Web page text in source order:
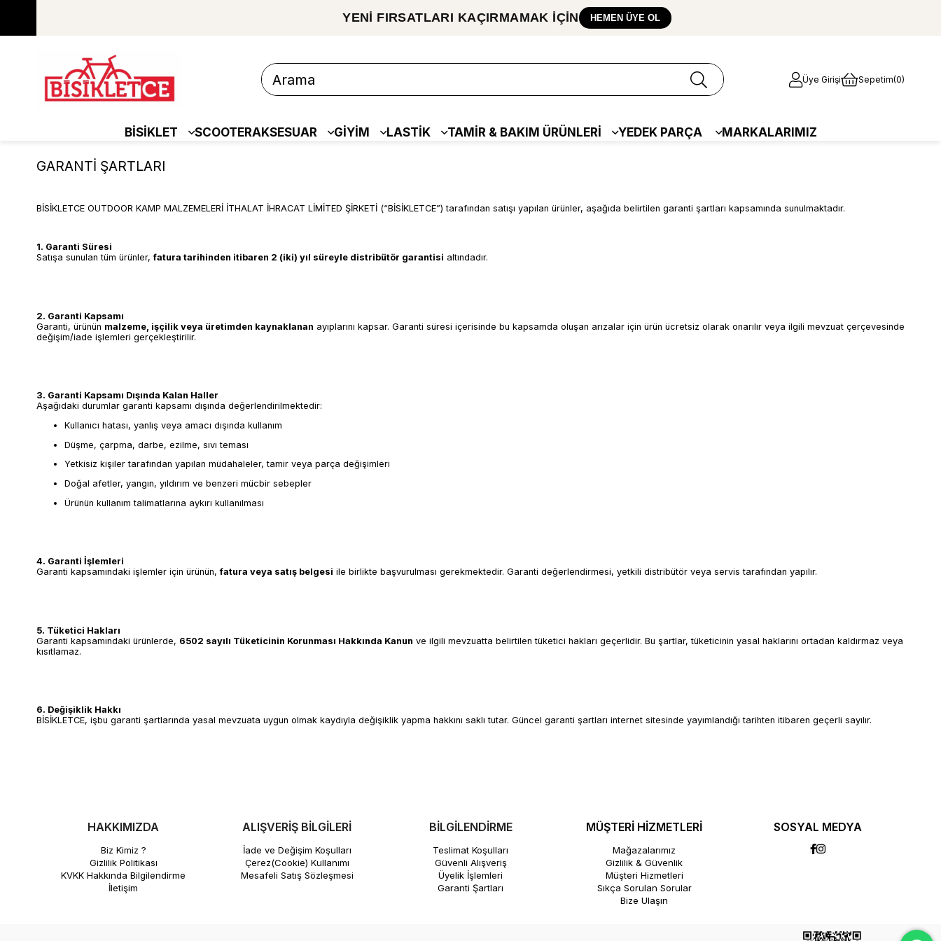
YENİ FIRSATLARI KAÇIRMAMAK İÇİN HEMEN ÜYE OL
Üye Girişi Sepetim 0
BİSİKLET SCOOTERAKSESUAR GİYİM LASTİK TAMİR & BAKIM ÜRÜNLERİ YEDEK PARÇA MARKALARIMIZ
GARANTİ ŞARTLARI
BİSİKLETCE OUTDOOR KAMP MALZEMELERİ İTHALAT İHRACAT LİMİTED ŞİRKETİ (“BİSİKLETCE”) tarafından satışı yapılan ürünler, aşağıda belirtilen garanti şartları kapsamında sunulmaktadır.
1. Garanti Süresi
Satışa sunulan tüm ürünler,fatura tarihinden itibaren 2 (iki) yıl süreyle distribütör garantisi altındadır.
2. Garanti Kapsamı
Garanti, ürünün malzeme, işçilik veya üretimden kaynaklanan ayıplarını kapsar. Garanti süresi içerisinde bu kapsamda oluşan arızalar için ürün ücretsiz olarak onarılır veya ilgili mevzuat çerçevesinde
değişim/iade işlemleri gerçekleştirilir.
3. Garanti Kapsamı Dışında Kalan Haller
Aşağıdaki durumlar garanti kapsamı dışında değerlendirilmektedir:
Kullanıcı hatası, yanlış veya amacı dışında kullanım
Düşme, çarpma, darbe, ezilme, sıvı teması
Yetkisiz kişiler tarafından yapılan müdahaleler, tamir veya parça değişimleri
Doğal afetler, yangın, yıldırım ve benzeri mücbir sebepler
Ürünün kullanım talimatlarına aykırı kullanılması
4. Garanti İşlemleri
Garanti kapsamındaki işlemler için ürünün,fatura veya satış belgesi ile birlikte başvurulması gerekmektedir. Garanti değerlendirmesi, yetkili distribütör veya servis tarafından yapılır.
5. Tüketici Hakları
Garanti kapsamındaki ürünlerde, 6502 sayılı Tüketicinin Korunması Hakkında Kanun ve ilgili mevzuatta belirtilen tüketici hakları geçerlidir. Bu şartlar, tüketicinin yasal haklarını ortadan kaldırmaz veya
kısıtlamaz.
6. Değişiklik Hakkı
BİSİKLETCE, işbu garanti şartlarında yasal mevzuata uygun olmak kaydıyla değişiklik yapma hakkını saklı tutar. Güncel garanti şartları internet sitesinde yayımlandığı tarihten itibaren geçerli sayılır.
HAKKIMIZDA
Biz Kimiz ?
Gizlilik Politikası
KVKK Hakkında Bilgilendirme
İletişim
ALIŞVERİŞ BİLGİLERİ
İade ve Değişim Koşulları
Çerez(Cookie) Kullanımı
Mesafeli Satış Sözleşmesi
BİLGİLENDİRME
Teslimat Koşulları
Güvenli Alışveriş
Üyelik İşlemleri
Garanti Şartları
MÜŞTERİ HİZMETLERİ
Mağazalarımız
Gizlilik & Güvenlik
Müşteri Hizmetleri
Sıkça Sorulan Sorular
Bize Ulaşın
SOSYAL MEDYA